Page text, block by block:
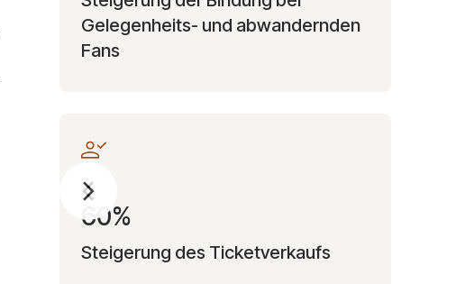
Gelegenheits- und abwandernden
Fans
60%
Steigerung des Ticketverkaufs